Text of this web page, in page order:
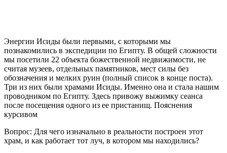
Энергии Исиды были первыми, с которыми мы
познакомились в экспедиции по Египту. В общей сложности
мы посетили 22 объекта божественной недвижимости, не
считая музеев, отдельных памятников, мест силы без
обозначения и мелких руин (полный список в конце поста).
Три из них были храмами Исиды. Именно она и стала нашим
проводником по Египту. Здесь привожу выжимку сеанса
после посещения одного из ее пристанищ. Пояснения
курсивом
Вопрос: Для чего изначально в реальности построен этот
храм, и как работает тот луч, в котором мы находились?